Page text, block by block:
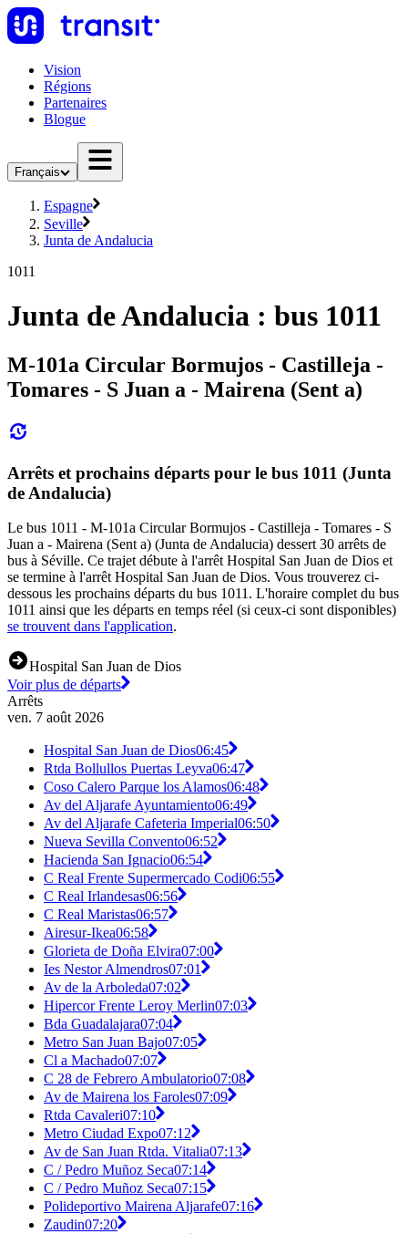
Vision
Régions
Partenaires
Blogue
Français
Espagne
Seville
Junta de Andalucia
1011
Junta de Andalucia : bus 1011
M-101a Circular Bormujos - Castilleja -
Tomares - S Juan a - Mairena (Sent a)
Arrêts et prochains départs pour le bus 1011 (Junta
de Andalucia)
Le bus 1011 - M-101a Circular Bormujos - Castilleja - Tomares - S
Juan a - Mairena (Sent a) (Junta de Andalucia) dessert 30 arrêts de
bus à Séville. Ce trajet débute à l'arrêt Hospital San Juan de Dios et
se termine à l'arrêt Hospital San Juan de Dios. Vous trouverez ci-
dessous les prochains départs du bus 1011. L'horaire complet du bus
1011 ainsi que les départs en temps réel (si ceux-ci sont disponibles)
se trouvent dans l'application.
Hospital San Juan de Dios
Voir plus de départs
Arrêts
ven. 7 août 2026
Hospital San Juan de Dios06:45
Rtda Bollullos Puertas Leyva06:47
Coso Calero Parque los Alamos06:48
Av del Aljarafe Ayuntamiento06:49
Av del Aljarafe Cafeteria Imperial06:50
Nueva Sevilla Convento06:52
Hacienda San Ignacio06:54
C Real Frente Supermercado Codi06:55
C Real Irlandesas06:56
C Real Maristas06:57
Airesur-Ikea06:58
Glorieta de Doña Elvira07:00
Ies Nestor Almendros07:01
Av de la Arboleda07:02
Hipercor Frente Leroy Merlin07:03
Bda Guadalajara07:04
Metro San Juan Bajo07:05
Cl a Machado07:07
C 28 de Febrero Ambulatorio07:08
Av de Mairena los Faroles07:09
Rtda Cavaleri07:10
Metro Ciudad Expo07:12
Av de San Juan Rtda. Vitalia07:13
C / Pedro Muñoz Seca07:14
C / Pedro Muñoz Seca07:15
Polideportivo Mairena Aljarafe07:16
Zaudin07:20